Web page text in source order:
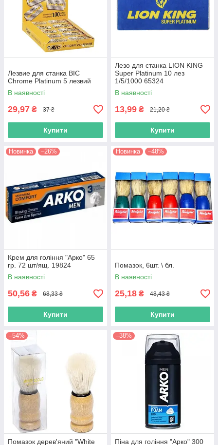
Лезвие для станка BIC
Chrome Platinum 5 лезвий
В наявності
29,97 ₴ 37 ₴
Купити
Лезо для станка LION KING
Super Platinum 10 лез
1/5/1000 65324
В наявності
13,99 ₴ 21,20 ₴
Купити
Новинка –26%
Крем для гоління "Арко" 65
гр. 72 шт/ящ. 19824
В наявності
50,56 ₴ 68,33 ₴
Купити
Новинка –48%
Помазок, 6шт. \ бл.
В наявності
25,18 ₴ 48,43 ₴
Купити
–54%
Помазок дерев'яний "White
–38%
Піна для гоління "Арко" 300